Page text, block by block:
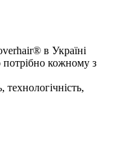
в Україні
кожному з